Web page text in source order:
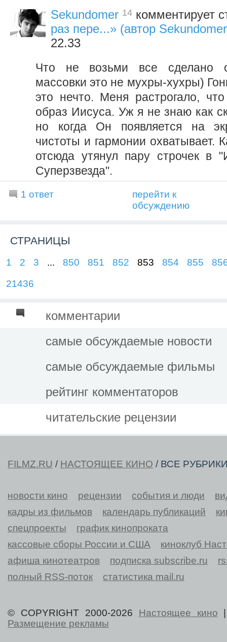
Sekundomer 14 комментирует
раз пере...» (автор
22.33
Что не возьми все сделано
массовки это не мухры-хухры)
это нечто. Меня растрогало,
образ Иисуса. Уж я не знаю как
но когда Он появляется на
чистоты и гармонии охватывает.
отсюда утянул пару строчек в
Суперзвезда".
1 ответ
перейти к
обсуждению
СТРАНИЦЫ
1 2 3 ... 850 851 852 853 854 855
21436
комментарии
самые обсуждаемые новости
самые обсуждаемые фильмы
рейтинг комментаторов
читательские рецензии
FILMZ.RU / НАСТОЯЩЕЕ КИНО / ВСЕ
новости кино рецензии события и люди
кадры из фильмов
календарь публикаций
спецпроекты
график кинопроката
кассовые сборы России и США
киноклуб
афиша кинотеатров
подписка subscribe.ru
полный RSS-поток
статистика mail.ru
© COPYRIGHT 2000-2026 Настоящее кино
Размещение рекламы